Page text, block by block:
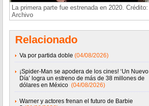
La primera parte fue estrenada en 2020. Crédito:
Archivo
Relacionado
Va por partida doble (04/08/2026)
¡Spider-Man se apodera de los cines! ‘Un Nuevo
Día’ logra un estreno de más de 38 millones de
dólares en México (04/08/2026)
Warner y actores frenan el futuro de Barbie